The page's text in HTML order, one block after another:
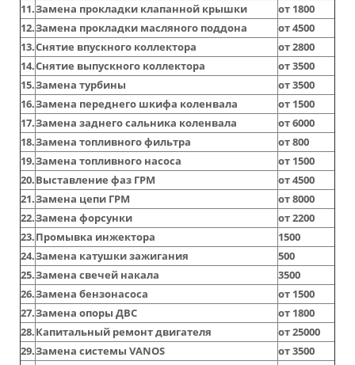
11.Замена прокладки клапанной крышки
от 1800
12.Замена прокладки масляного поддона
от 4500
13.Снятие впускного коллектора
от 2800
14.Снятие выпускного коллектора
от 3500
15.Замена турбины
от 3500
16.Замена переднего шкифа коленвала
от 1500
17.Замена заднего сальника коленвала
от 6000
18.Замена топливного фильтра
от 800
19.Замена топливного насоса
от 1500
20.Выставление фаз ГРМ
от 4500
21.Замена цепи ГРМ
от 8000
22.Замена форсунки
от 2200
23.Промывка инжектора
1500
24.Замена катушки зажигания
500
25.Замена свечей накала
3500
26.Замена бензонасоса
от 1500
27.Замена опоры ДВС
от 1800
28.Капитальный ремонт двигателя
от 25000
29.Замена системы VANOS
от 3500